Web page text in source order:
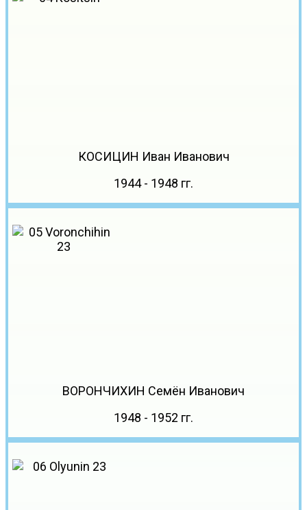
КОСИЦИН Иван Иванович
1944 - 1948 гг.
ВОРОНЧИХИН Семён Иванович
1948 - 1952 гг.